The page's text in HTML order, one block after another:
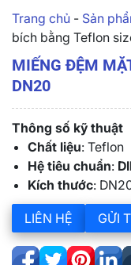
Trang chủ - Sản
bích bằng Teflon
MIẾNG ĐỆM
DN20
Thông số kỹ thuật
Chất liệu: Teflon
Hệ tiêu chuẩn:
Kích thước:
LIÊN HỆ GỬI